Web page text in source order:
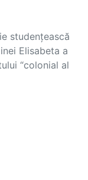
studențească
Elisabeta a
“colonial al